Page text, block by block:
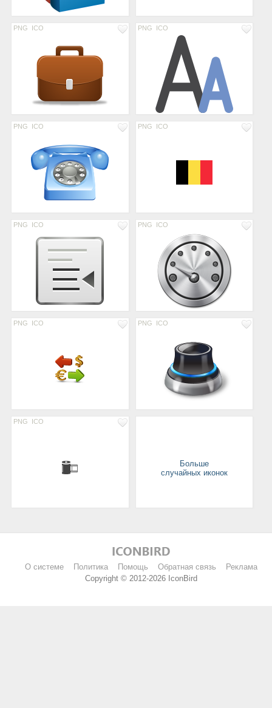
PNG ICO PNG ICO
PNG ICO PNG ICO
PNG ICO PNG ICO
PNG ICO PNG ICO
PNG ICO
Больше
случайных иконок
О системе Политика Помощь Обратная связь
Реклама
Copyright © 2012-2026 IconBird